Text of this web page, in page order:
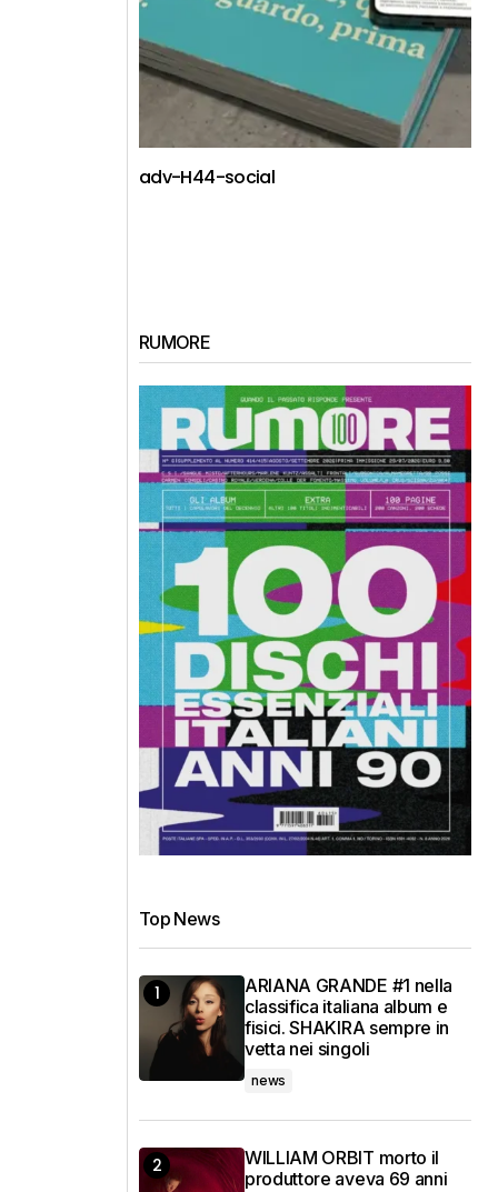
adv-H44-social
RUMORE
Top News
ARIANA GRANDE #1 nella
classifica italiana album e
fisici. SHAKIRA sempre in
vetta nei singoli
news
WILLIAM ORBIT morto il
produttore aveva 69 anni